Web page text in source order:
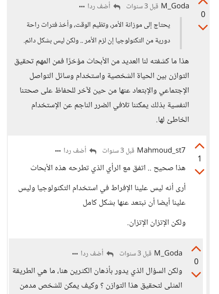
0
M_Goda قبل 3 سنوات
أضف ردا
يحتاج إلى موزانة الأمر، وتظيم الوقت، وأخذ فترات راحة
دورية من التكنولوجيا إن لزم الأمر .. ولكن ليس بشكل دائم.
هذا ما كشفته لنا العديد من الأبحاث مؤخرًا فمن المهم تحقيق
التوازن بين الحياة الشخصية واستخدام وسائل التواصل
الإجتماعي والإبتعاد عنها من حين لآخر للحفاظ على صحتنا
النفسية بذلك يمكننا تلافي الضرر الناجم عن الإستخدام
الخاطئ لها.
1
Mahmoud_st7 قبل 3 سنوات أضف ردا
هذا صحيح .. اتفق مع الرأي الذي تطرحه هذه الأبحاث
أرى أنه ليس علينا الإفراط في استخدام التكنولوجيا وليس
علينا أيضا أن نبتعد عنها بشكل كامل
ولكن الإتزان الإتزان.
0
M_Goda قبل 3 سنوات أضف ردا
ولكن السؤال الذي يدور بأذهان الكثرين هنا، ما هي الطريقة
المثلى لتحقيق هذا التوازن ؟ وكيف يمكن للشخص مدمن